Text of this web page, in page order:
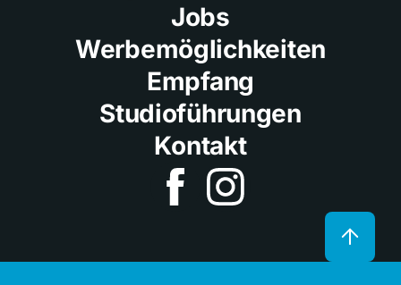
Jobs
Werbemöglichkeiten
Empfang
Studioführungen
Kontakt